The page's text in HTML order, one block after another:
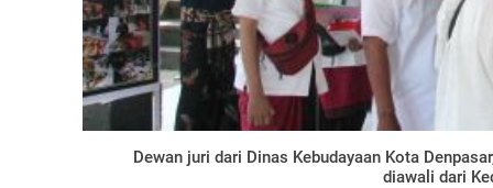
Dewan juri dari Dinas Kebudayaan Kota
diawali dari